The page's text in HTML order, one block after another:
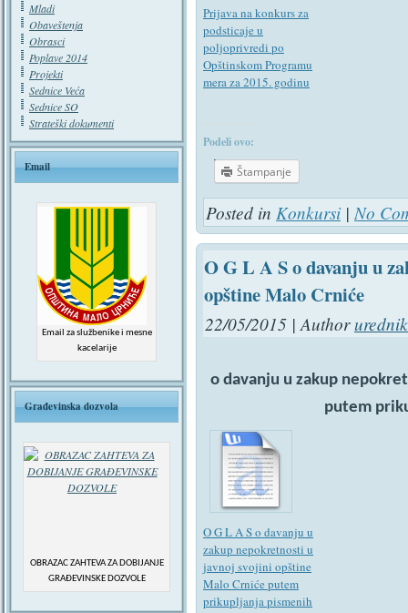
Mladi
Obaveštenja
Obrasci
Poplave 2014
Projekti
Sednice Veća
Sednice SO
Strateški dokumenti
Email
Email za službenike i mesne
kacelarije
Građevinska dozvola
OBRAZAC ZAHTEVA ZA DOBIJANJE
GRAĐEVINSKE DOZVOLE
Prijava na konkurs za
podsticaje u
poljoprivredi po
Opštinskom Programu
mera za 2015. godinu
Podeli ovo:
Štampanje
Posted in Konkursi | No
O G L A S o davanju u
opštine Malo Crniće
22/05/2015 | Authorurednik
o davanju u zakup
putem
O G L A S o davanju u
zakup nepokretnosti u
javnoj svojini opštine
Malo Crniće putem
prikupljanja pismenih